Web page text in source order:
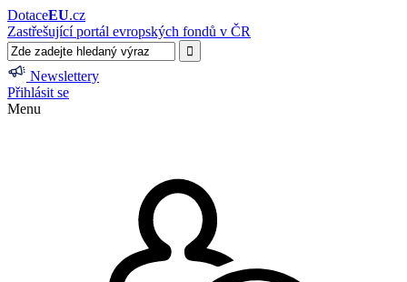
DotaceEU.cz
Zastřešující portál evropských fondů v ČR
Newslettery
Přihlásit se
Menu